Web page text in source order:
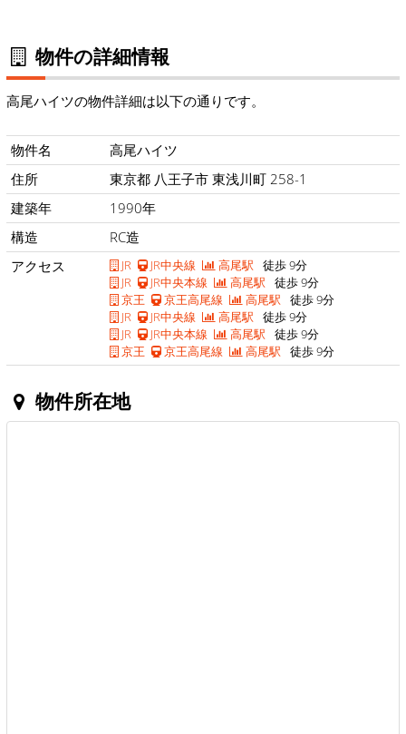
物件の詳細情報
高尾ハイツの物件詳細は以下の通りです。
物件名
高尾ハイツ
住所
東京都 八王子市 東浅川町 258-1
建築年
1990年
構造
RC造
アクセス
JR JR中央線 高尾駅 徒歩 9分
JR
JR中央本線 高尾駅 徒歩 9分
京王
京王高尾線 高尾駅 徒歩 9分
JR
JR中央線 高尾駅 徒歩 9分
JR
JR中央本線 高尾駅 徒歩 9分
京王
京王高尾線 高尾駅 徒歩 9分
物件所在地